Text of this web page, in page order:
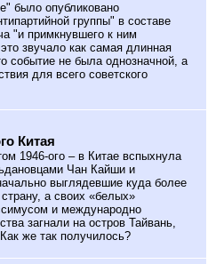
было опубликовано
группы" в составе
"и примкнувшего к ним
звучало как самая длинная
событие не была однозначной, а
для всего советского
Китая
1946-ого – в Китае вспыхнула
Чан Кайши и
выглядевшие куда более
а своих «белых»
и международно
загнали на остров Тайвань,
же так получилось?